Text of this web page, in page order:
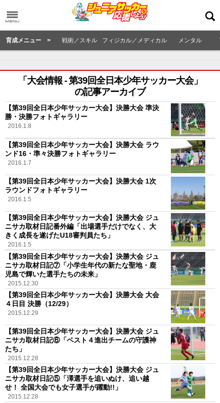
育成メニュー > 戦術／スキル フィジカル／メディカル メンタル
「大会情報 - 第39回全日本少年サッカー大会」
の記事アーカイブ
【第39回全日本少年サッカー大会】決勝大会 準決
勝・決勝フォトギャラリー
2016.1.8
【第39回全日本少年サッカー大会】決勝大会 ラウ
ンド16・準々決勝フォトギャラリー
2016.1.7
【第39回全日本少年サッカー大会】決勝大会 1次
ラウンドフォトギャラリー
2016.1.5
【第39回全日本少年サッカー大会】決勝大会 ジュ
ニサカ取材日記番外編「出場選手だけでなく、大
きく成長を遂げたU18審判員たち」
2016.1.5
【第39回全日本少年サッカー大会】決勝大会 ジュ
ニサカ取材日記⑦「小学生年代の新たな聖地・鹿
児島で輝いた選手たちの未来」
2015.12.30
【第39回全日本少年サッカー大会】決勝大会 大会
４日目 決勝（12/29）
2015.12.29
【第39回全日本少年サッカー大会】決勝大会 ジュ
ニサカ取材日記⑥「ベスト４進出チームの守護神
たち」
2015.12.28
【第39回全日本少年サッカー大会】決勝大会 ジュ
ニサカ取材日記⑤「澤選手を追いぬけ、追い越
せ！ 全国大会でも女子選手が躍動!!」
2015.12.28